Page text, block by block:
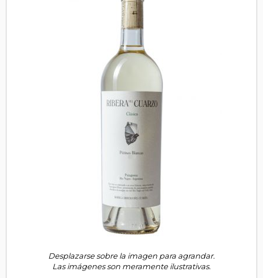
Desplazarse sobre la imagen para agrandar.
Las imágenes son meramente ilustrativas.